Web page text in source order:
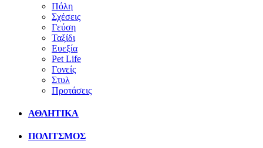
Πόλη
Σχέσεις
Γεύση
Ταξίδι
Ευεξία
Pet Life
Γονείς
Στυλ
Προτάσεις
ΑΘΛΗΤΙΚΑ
ΠΟΛΙΤΣΜΟΣ